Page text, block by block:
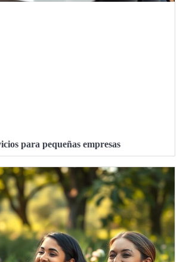
para pequeñas empresas